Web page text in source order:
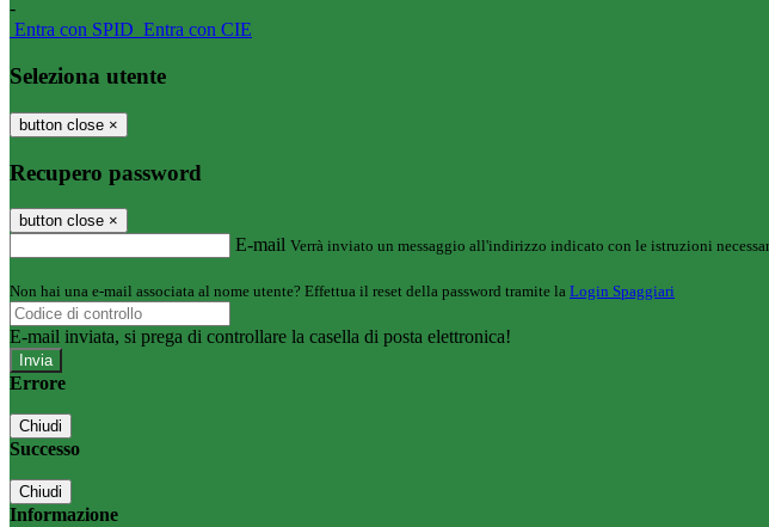
-
Entra con SPID Entra con CIE
Seleziona utente
button close ×
Recupero password
button close ×
E-mail Verrà inviato un messaggio all'indirizzo indicato con le istruzioni
Non hai una e-mail associata al nome utente? Effettua il reset della password tramite la Login Spaggiari
E-mail inviata, si prega di controllare la casella di posta elettronica!
Errore
Chiudi
Successo
Chiudi
Informazione